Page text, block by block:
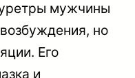
мужчины
но
Его
и